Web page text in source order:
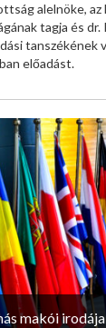
alelnöke, az
tagja és dr.
tanszékének
előadást.
makói irodája